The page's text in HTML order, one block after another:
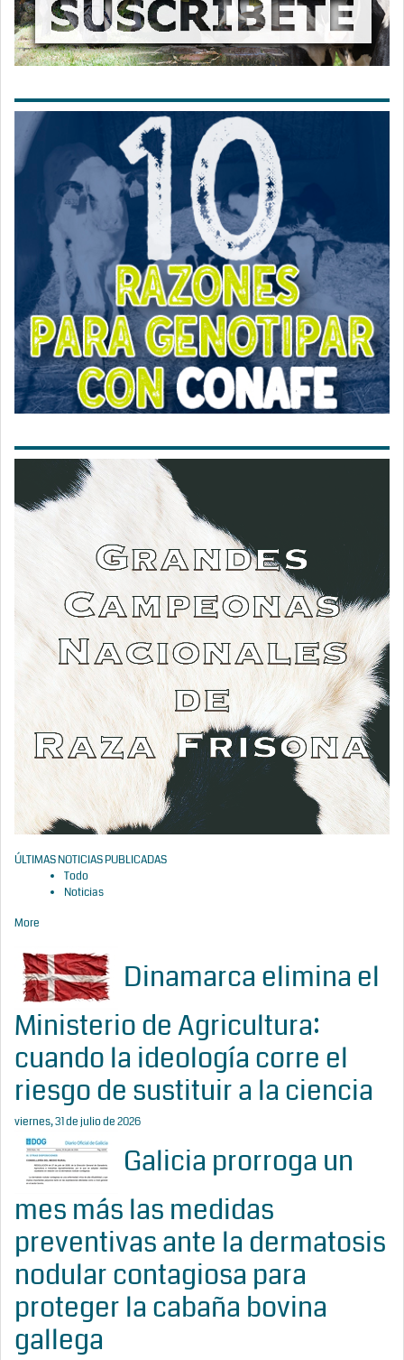
ÚLTIMAS NOTICIAS PUBLICADAS
Todo
Noticias
More
Dinamarca elimina el
Ministerio de Agricultura:
cuando la ideología corre el
riesgo de sustituir a la ciencia
viernes, 31 de julio de 2026
Galicia prorroga un
mes más las medidas
preventivas ante la dermatosis
nodular contagiosa para
proteger la cabaña bovina
gallega